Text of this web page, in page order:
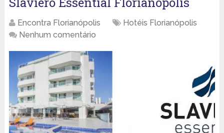
Encontra Florianópolis
Hotéis Florianópolis
Nenhum comentário